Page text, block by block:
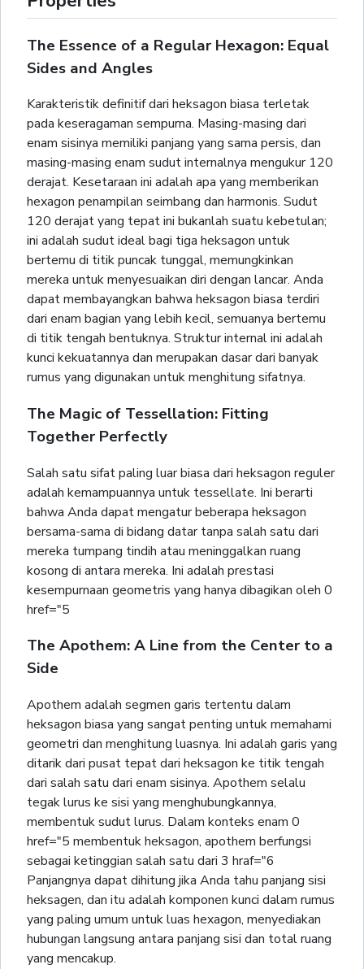
The Essence of a Regular Hexagon: Equal
Sides and Angles
Karakteristik definitif dari heksagon biasa terletak
pada keseragaman sempurna. Masing-masing dari
enam sisinya memiliki panjang yang sama persis, dan
masing-masing enam sudut internalnya mengukur 120
derajat. Kesetaraan ini adalah apa yang memberikan
hexagon penampilan seimbang dan harmonis. Sudut
120 derajat yang tepat ini bukanlah suatu kebetulan;
ini adalah sudut ideal bagi tiga heksagon untuk
bertemu di titik puncak tunggal, memungkinkan
mereka untuk menyesuaikan diri dengan lancar. Anda
dapat membayangkan bahwa heksagon biasa terdiri
dari enam bagian yang lebih kecil, semuanya bertemu
di titik tengah bentuknya. Struktur internal ini adalah
kunci kekuatannya dan merupakan dasar dari banyak
rumus yang digunakan untuk menghitung sifatnya.
The Magic of Tessellation: Fitting
Together Perfectly
Salah satu sifat paling luar biasa dari heksagon reguler
adalah kemampuannya untuk tessellate. Ini berarti
bahwa Anda dapat mengatur beberapa heksagon
bersama-sama di bidang datar tanpa salah satu dari
mereka tumpang tindih atau meninggalkan ruang
kosong di antara mereka. Ini adalah prestasi
kesempurnaan geometris yang hanya dibagikan oleh 0
href="5
The Apothem: A Line from the Center to a
Side
Apothem adalah segmen garis tertentu dalam
heksagon biasa yang sangat penting untuk memahami
geometri dan menghitung luasnya. Ini adalah garis yang
ditarik dari pusat tepat dari heksagon ke titik tengah
dari salah satu dari enam sisinya. Apothem selalu
tegak lurus ke sisi yang menghubungkannya,
membentuk sudut lurus. Dalam konteks enam 0
href="5 membentuk heksagon, apothem berfungsi
sebagai ketinggian salah satu dari 3 hraf="6
Panjangnya dapat dihitung jika Anda tahu panjang sisi
heksagen, dan itu adalah komponen kunci dalam rumus
yang paling umum untuk luas hexagon, menyediakan
hubungan langsung antara panjang sisi dan total ruang
yang mencakup.